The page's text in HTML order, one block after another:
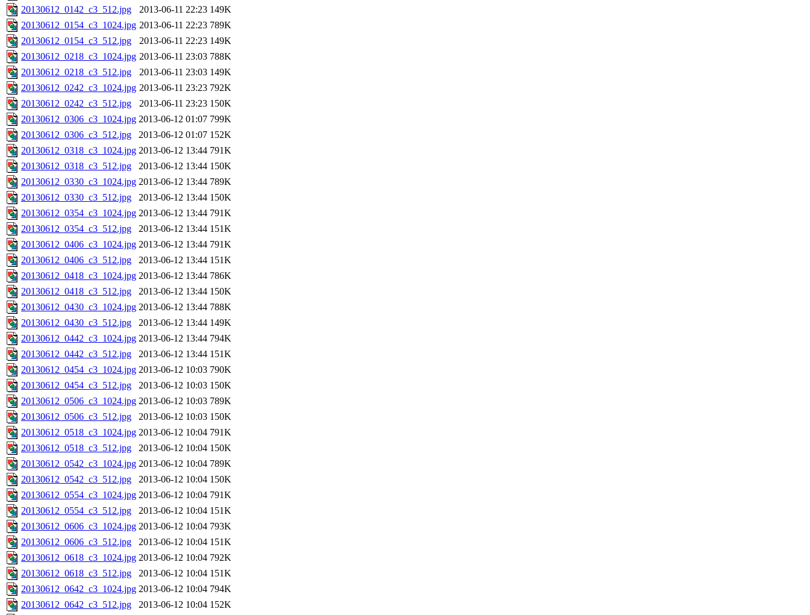
20130612_0142_c3_512.jpg
2013-06-11 22:23 149K
20130612_0154_c3_1024.jpg 2013-06-11 22:23 789K
20130612_0154_c3_512.jpg
2013-06-11 22:23 149K
20130612_0218_c3_1024.jpg 2013-06-11 23:03 788K
20130612_0218_c3_512.jpg
2013-06-11 23:03 149K
20130612_0242_c3_1024.jpg 2013-06-11 23:23 792K
20130612_0242_c3_512.jpg
2013-06-11 23:23 150K
20130612_0306_c3_1024.jpg 2013-06-12 01:07 799K
20130612_0306_c3_512.jpg
2013-06-12 01:07 152K
20130612_0318_c3_1024.jpg 2013-06-12 13:44 791K
20130612_0318_c3_512.jpg
2013-06-12 13:44 150K
20130612_0330_c3_1024.jpg 2013-06-12 13:44 789K
20130612_0330_c3_512.jpg
2013-06-12 13:44 150K
20130612_0354_c3_1024.jpg 2013-06-12 13:44 791K
20130612_0354_c3_512.jpg
2013-06-12 13:44 151K
20130612_0406_c3_1024.jpg 2013-06-12 13:44 791K
20130612_0406_c3_512.jpg
2013-06-12 13:44 151K
20130612_0418_c3_1024.jpg 2013-06-12 13:44 786K
20130612_0418_c3_512.jpg
2013-06-12 13:44 150K
20130612_0430_c3_1024.jpg 2013-06-12 13:44 788K
20130612_0430_c3_512.jpg
2013-06-12 13:44 149K
20130612_0442_c3_1024.jpg 2013-06-12 13:44 794K
20130612_0442_c3_512.jpg
2013-06-12 13:44 151K
20130612_0454_c3_1024.jpg 2013-06-12 10:03 790K
20130612_0454_c3_512.jpg
2013-06-12 10:03 150K
20130612_0506_c3_1024.jpg 2013-06-12 10:03 789K
20130612_0506_c3_512.jpg
2013-06-12 10:03 150K
20130612_0518_c3_1024.jpg 2013-06-12 10:04 791K
20130612_0518_c3_512.jpg
2013-06-12 10:04 150K
20130612_0542_c3_1024.jpg 2013-06-12 10:04 789K
20130612_0542_c3_512.jpg
2013-06-12 10:04 150K
20130612_0554_c3_1024.jpg 2013-06-12 10:04 791K
20130612_0554_c3_512.jpg
2013-06-12 10:04 151K
20130612_0606_c3_1024.jpg 2013-06-12 10:04 793K
20130612_0606_c3_512.jpg
2013-06-12 10:04 151K
20130612_0618_c3_1024.jpg 2013-06-12 10:04 792K
20130612_0618_c3_512.jpg
2013-06-12 10:04 151K
20130612_0642_c3_1024.jpg 2013-06-12 10:04 794K
20130612_0642_c3_512.jpg
2013-06-12 10:04 152K